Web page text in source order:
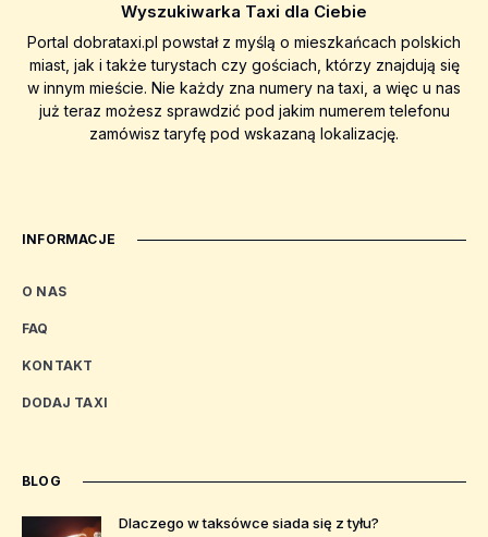
Wyszukiwarka Taxi dla Ciebie
Portal dobrataxi.pl powstał z myślą o mieszkańcach polskich
miast, jak i także turystach czy gościach, którzy znajdują się
w innym mieście. Nie każdy zna numery na taxi, a więc u nas
już teraz możesz sprawdzić pod jakim numerem telefonu
zamówisz taryfę pod wskazaną lokalizację.
INFORMACJE
O NAS
FAQ
KONTAKT
DODAJ TAXI
BLOG
Dlaczego w taksówce siada się z tyłu?